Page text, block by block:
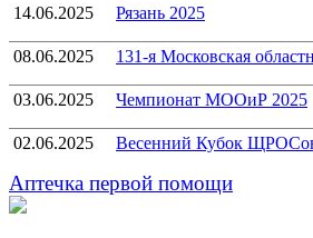
14.06.2025 Рязань 2025
08.06.2025 131-я Московская
03.06.2025 Чемпионат МООиР 2025
02.06.2025 Весенний Кубок
Аптечка первой помощи